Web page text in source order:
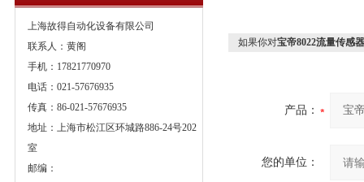
上海故得自动化设备有限公司
联系人：黄阁
手机：17821770970
电话：021-57676935
传真：86-021-57676935
地址：上海市松江区环城路886-24号202
室
邮编：
如果你对宝帝8022流量传感
产品：
您的单位：